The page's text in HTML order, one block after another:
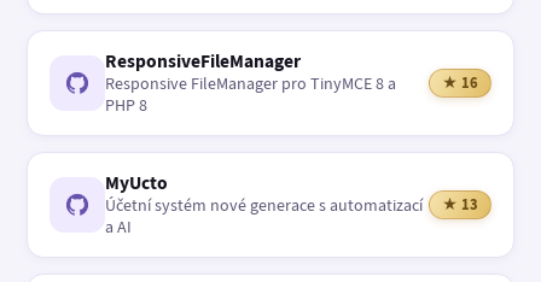
ResponsiveFileManager
Responsive FileManager pro TinyMCE 8 a
PHP 8
★ 16
MyUcto
Účetní systém nové generace s automatizací
a AI
★ 13